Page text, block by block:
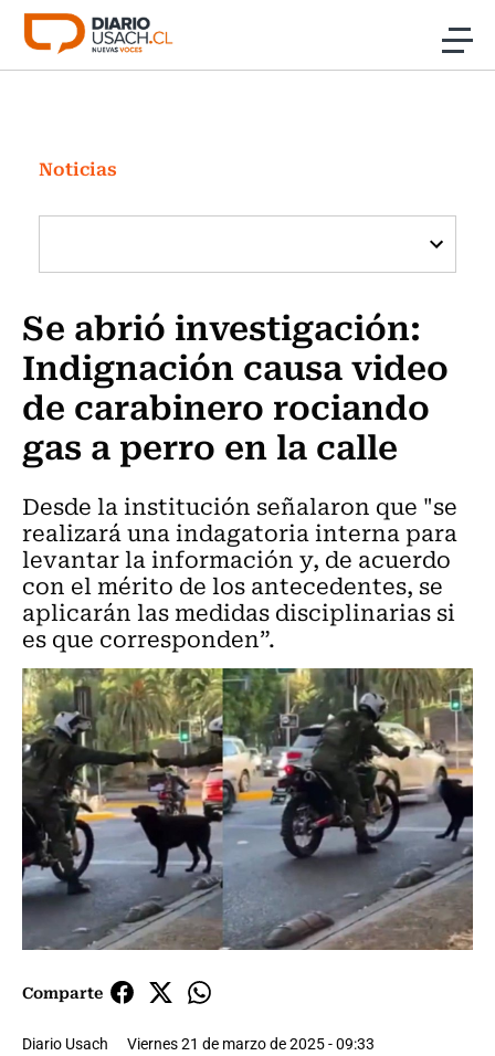
Click acá para ir directamente al contenido
Investigación
Cultura
Programas Radio y TV Usach
Noticias
Se abrió investigación:
Indignación causa video
de carabinero rociando
gas a perro en la calle
Desde la institución señalaron que "se
realizará una indagatoria interna para
levantar la información y, de acuerdo
con el mérito de los antecedentes, se
aplicarán las medidas disciplinarias si
es que corresponden”.
Comparte
Diario Usach Viernes 21 de marzo de 2025 - 09:33